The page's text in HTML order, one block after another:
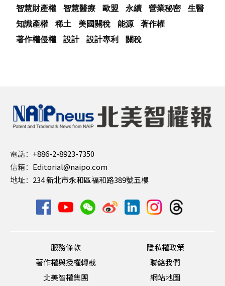
智慧財產權
智慧醫療 歐盟 永續 營業秘密
生醫
知識產權
稀土 美國關稅 能源
著作權
著作權侵權
設計 設計專利 關稅
電話： +886-2-8923-7350
信箱： Editorial@naipo.com
地址： 234 新北市永和區福和路389號五樓
服務條款
隱私權政策
著作權與授權轉載
聯絡我們
北美智權集團
網站地圖